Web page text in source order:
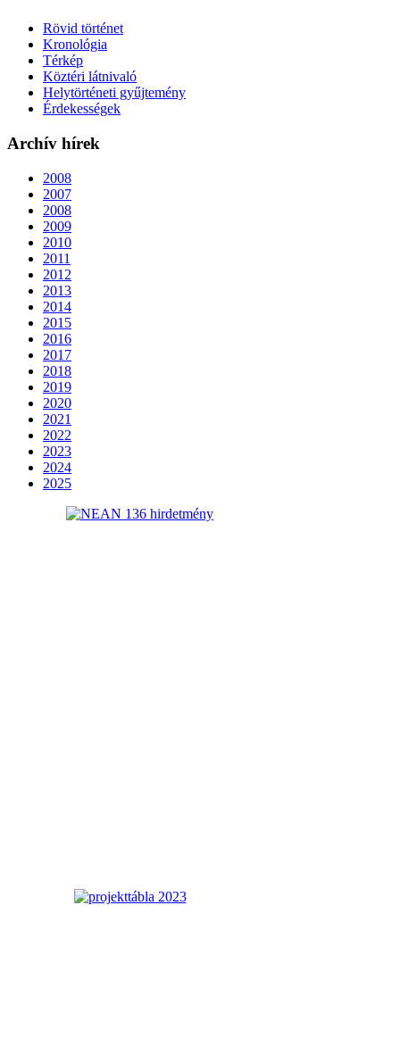
Rövid történet
Kronológia
Térkép
Köztéri látnivaló
Helytörténeti gyűjtemény
Érdekességek
Archív hírek
2008
2007
2008
2009
2010
2011
2012
2013
2014
2015
2016
2017
2018
2019
2020
2021
2022
2023
2024
2025